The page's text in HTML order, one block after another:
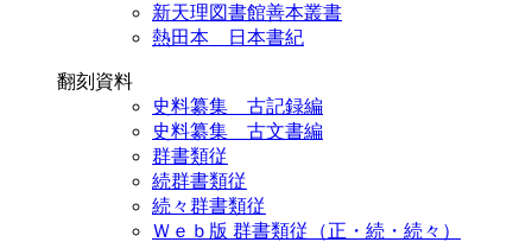
新天理図書館善本叢書
熱田本 日本書紀
翻刻資料
史料纂集 古記録編
史料纂集 古文書編
群書類従
続群書類従
続々群書類従
Ｗｅｂ版 群書類従（正・続・続々）